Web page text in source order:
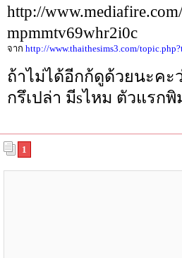
http://
mpmmtv69whr2i0c
จาก http://www.thaithesims3.com/
ถ้าไม่ได้อีกก้ดูด้วยนะคะ
กรึเปล่า มีsไหม ตัวแรก
1